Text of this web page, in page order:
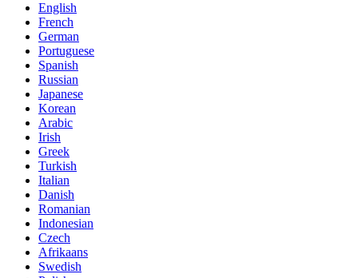
English
French
German
Portuguese
Spanish
Russian
Japanese
Korean
Arabic
Irish
Greek
Turkish
Italian
Danish
Romanian
Indonesian
Czech
Afrikaans
Swedish